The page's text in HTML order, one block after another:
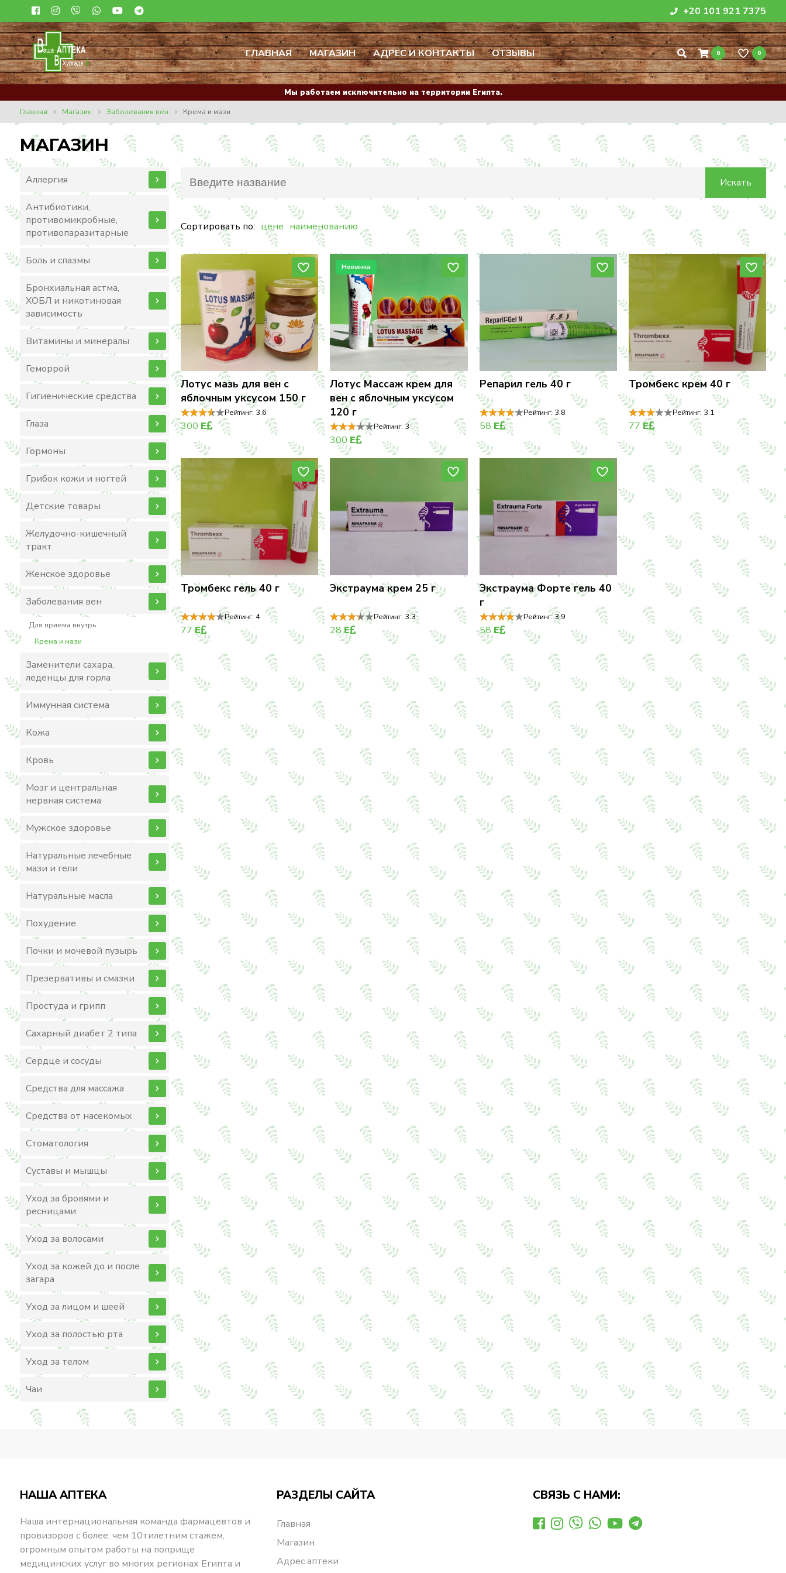
+20 101 921 7375
ГЛАВНАЯ МАГАЗИН АДРЕС И КОНТАКТЫ ОТЗЫВЫ 0 0
Мы работаем исключительно на территории Египта.
Главная
Магазин Заболевания вен Крема и мази
МАГАЗИН
Аллергия
Антибиотики,
противомикробные,
противопаразитарные
Боль и спазмы
Бронхиальная астма,
ХОБЛ и никотиновая
зависимость
Витамины и минералы
Геморрой
Гигиенические средства
Глаза
Гормоны
Грибок кожи и ногтей
Детские товары
Желудочно-кишечный
тракт
Женское здоровье
Заболевания вен
Для приема внутрь
Крема и мази
Заменители сахара,
леденцы для горла
Иммунная система
Кожа
Кровь
Мозг и центральная
нервная система
Мужское здоровье
Натуральные лечебные
мази и гели
Натуральные масла
Похудение
Почки и мочевой пузырь
Презервативы и смазки
Простуда и грипп
Сахарный диабет 2 типа
Сердце и сосуды
Средства для массажа
Средства от насекомых
Стоматология
Суставы и мышцы
Уход за бровями и
ресницами
Уход за волосами
Уход за кожей до и после
загара
Уход за лицом и шеей
Уход за полостью рта
Уход за телом
Чаи
Сортировать по: цене наименованию
Лотус мазь для вен с
яблочным уксусом 150 г
Рейтинг: 3.6
300 E
Лотус Массаж крем для
вен с яблочным уксусом
120 г
Рейтинг: 3
300 E
Новинка
Репарил гель 40 г
Рейтинг: 3.8
58 E
Тромбекс крем 40 г
Рейтинг: 3.1
77E
Тромбекс гель 40 г
Рейтинг: 4
77E
Экстраума крем 25 г
Рейтинг: 3.3
28E
Экстраума Форте гель 40
г
Рейтинг:3.9
58 E
НАША АПТЕКА
Наша интернациональная команда фармацевтов и
провизоров с более, чем 10тилетним стажем,
огромным опытом работы на поприще
медицинских услуг во многих регионах Египта и
РАЗДЕЛЫ САЙТА
Главная
Магазин
Адрес аптеки
СВЯЗЬ С НАМИ: